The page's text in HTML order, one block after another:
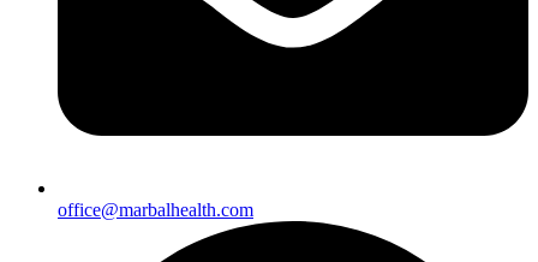
office@marbalhealth.com